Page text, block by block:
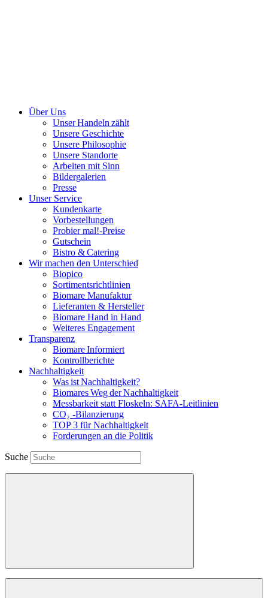
Über Uns
Unser Handeln zählt
Unsere Geschichte
Unsere Philosophie
Unsere Standorte
Arbeiten mit Sinn
Bildergalerien
Presse
Unser Service
Kundenkarte
Vorbestellungen
Probier mal!-Preise
Gutschein
Bistro & Catering
Wir machen den Unterschied
Biopico
Sortimentsrichtlinien
Biomare Manufaktur
Lieferanten & Hersteller
Biomare Hand in Hand
Weiteres Engagement
Transparenz
Biomare Informiert
Kontrollberichte
Nachhaltigkeit
Was ist Nachhaltigkeit?
Biomares Weg der Nachhaltigkeit
Messbarkeit statt Floskeln: SAFA-Leitlinien
CO₂ -Bilanzierung
TOP 3 für Nachhaltigkeit
Forderungen an die Politik
Suche